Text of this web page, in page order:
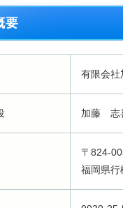
要
有限会社
加藤 志
〒824-
福岡県行